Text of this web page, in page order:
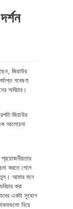
জিয়াউর
গবেষণা
অবিচার।
জিয়াউর
আলোচনা
প্রয়োজনীয়তার
করতে গেলে
আমার মনে
করা
একটা সুযোগ
নিয়ে